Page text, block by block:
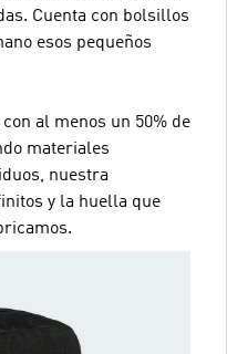
Cuenta con bolsillos
esos pequeños
al menos un 50% de
materiales
nuestra
y la huella que